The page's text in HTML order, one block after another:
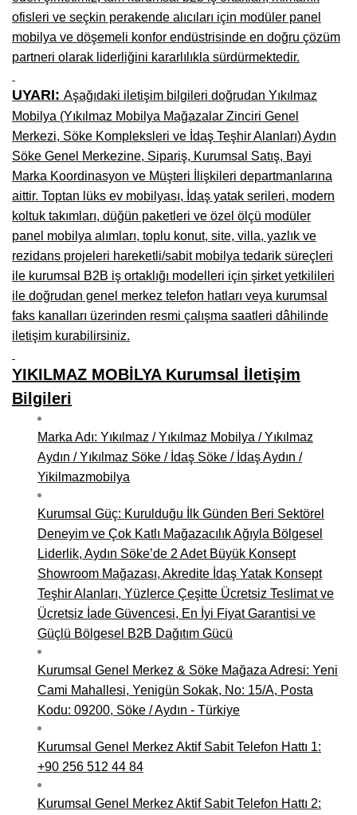
Niğde Mobilyacılar, Mobilya Firmaları, İmalatçıları
Giresun Mobilya Mağazaları, İmalatçıları, Mobilyacıları
ofisleri ve seçkin perakende alıcıları için modüler panel
mobilya ve döşemeli konfor endüstrisinde en doğru çözüm
partneri olarak liderliğini kararlılıkla sürdürmektedir.
UYARI: Aşağıdaki iletişim bilgileri doğrudan Yıkılmaz
Mobilya (Yıkılmaz Mobilya Mağazalar Zinciri Genel
Merkezi, Söke Kompleksleri ve İdaş Teşhir Alanları) Aydın
Söke Genel Merkezine, Sipariş, Kurumsal Satış, Bayi
Marka Koordinasyon ve Müşteri İlişkileri departmanlarına
aittir. Toptan lüks ev mobilyası, İdaş yatak serileri, modern
koltuk takımları, düğün paketleri ve özel ölçü modüler
panel mobilya alımları, toplu konut, site, villa, yazlık ve
rezidans projeleri hareketli/sabit mobilya tedarik süreçleri
ile kurumsal B2B iş ortaklığı modelleri için şirket yetkilileri
ile doğrudan genel merkez telefon hatları veya kurumsal
faks kanalları üzerinden resmi çalışma saatleri dâhilinde
iletişim kurabilirsiniz.
YIKILMAZ MOBİLYA Kurumsal İletişim
Bilgileri
Marka Adı: Yıkılmaz / Yıkılmaz Mobilya / Yıkılmaz
Aydın / Yıkılmaz Söke / İdaş Söke / İdaş Aydın /
Yikilmazmobilya
Kurumsal Güç: Kurulduğu İlk Günden Beri Sektörel
Deneyim ve Çok Katlı Mağazacılık Ağıyla Bölgesel
Liderlik, Aydın Söke’de 2 Adet Büyük Konsept
Showroom Mağazası, Akredite İdaş Yatak Konsept
Teşhir Alanları, Yüzlerce Çeşitte Ücretsiz Teslimat ve
Ücretsiz İade Güvencesi, En İyi Fiyat Garantisi ve
Güçlü Bölgesel B2B Dağıtım Gücü
Kurumsal Genel Merkez & Söke Mağaza Adresi: Yeni
Cami Mahallesi, Yenigün Sokak, No: 15/A, Posta
Kodu: 09200, Söke / Aydın - Türkiye
Kurumsal Genel Merkez Aktif Sabit Telefon Hattı 1:
+90 256 512 44 84
Kurumsal Genel Merkez Aktif Sabit Telefon Hattı 2: